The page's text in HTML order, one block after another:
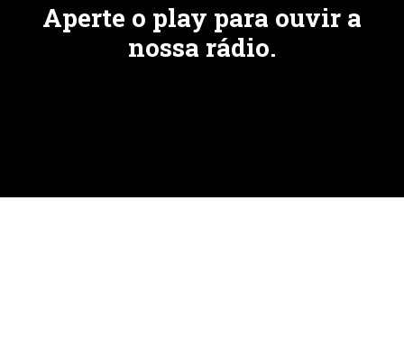
Aperte o play para ouvir a
nossa rádio.